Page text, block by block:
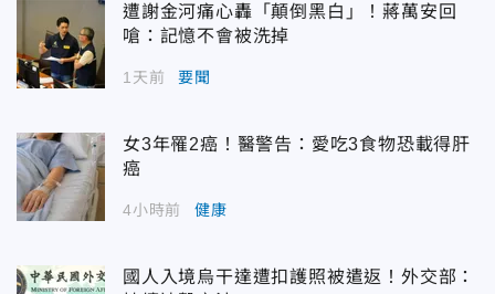
遭謝金河痛心轟「顛倒黑白」！蔣萬安回
嗆：記憶不會被洗掉
1天前 要聞
女3年罹2癌！醫警告：愛吃3食物恐載得肝
癌
4小時前 健康
國人入境烏干達遭扣護照被遣返！外交部：